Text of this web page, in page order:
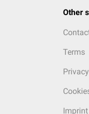
Other
Terms
Privacy
Imprint